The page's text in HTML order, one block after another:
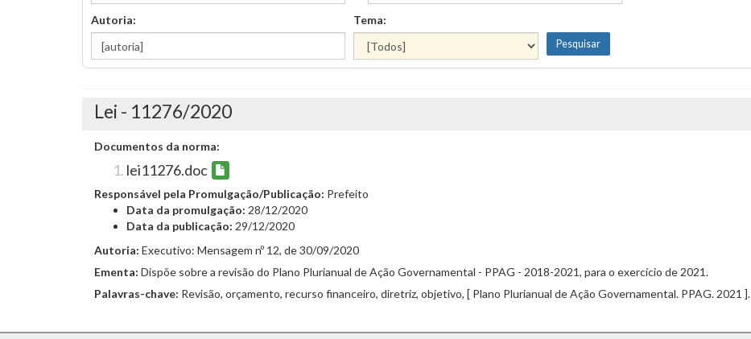
Autoria: Tema:
Lei - 11276/2020
Documentos da norma:
lei11276.doc
Responsável pela Promulgação/Publicação: Prefeito
Data da promulgação: 28/12/2020
Data da publicação: 29/12/2020
Autoria: Executivo: Mensagem nº 12, de 30/09/2020
Ementa: Dispõe sobre a revisão do Plano Plurianual de Ação Governamental - PPAG - 2018-2021, para o exercício de 2021.
Palavras-chave: Revisão, orçamento, recurso financeiro, diretriz, objetivo, [ Plano Plurianual de Ação Governamental. PPAG. 2021 ].